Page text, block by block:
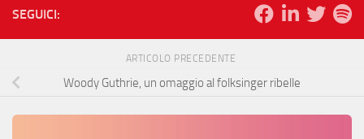
SEGUICI:
ARTICOLO PRECEDENTE
Woody Guthrie, un omaggio al folksinger ribelle